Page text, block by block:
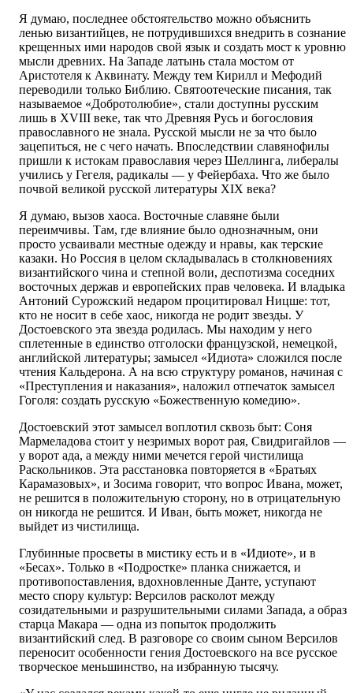
Я думаю, последнее обстоятельство можно объяснить
ленью византийцев, не потрудившихся внедрить в сознание
крещенных ими народов свой язык и создать мост к уровню
мысли древних. На Западе латынь стала мостом от
Аристотеля к Аквинату. Между тем Кирилл и Мефодий
переводили только Библию. Святоотеческие писания, так
называемое «Добротолюбие», стали доступны русским
лишь в XVIII веке, так что Древняя Русь и богословия
православного не знала. Русской мысли не за что было
зацепиться, не с чего начать. Впоследствии славянофилы
пришли к истокам православия через Шеллинга, либералы
учились у Гегеля, радикалы — у Фейербаха. Что же было
почвой великой русской литературы XIX века?
Я думаю, вызов хаоса. Восточные славяне были
переимчивы. Там, где влияние было однозначным, они
просто усваивали местные одежду и нравы, как терские
казаки. Но Россия в целом складывалась в столкновениях
византийского чина и степной воли, деспотизма соседних
восточных держав и европейских прав человека. И владыка
Антоний Сурожский недаром процитировал Ницше: тот,
кто не носит в себе хаос, никогда не родит звезды. У
Достоевского эта звезда родилась. Мы находим у него
сплетенные в единство отголоски французской, немецкой,
английской литературы; замысел «Идиота» сложился после
чтения Кальдерона. А на всю структуру романов, начиная с
«Преступления и наказания», наложил отпечаток замысел
Гоголя: создать русскую «Божественную комедию».
Достоевский этот замысел воплотил сквозь быт: Соня
Мармеладова стоит у незримых ворот рая, Свидригайлов —
у ворот ада, а между ними мечется герой чистилища
Раскольников. Эта расстановка повторяется в «Братьях
Карамазовых», и Зосима говорит, что вопрос Ивана, может,
не решится в положительную сторону, но в отрицательную
он никогда не решится. И Иван, быть может, никогда не
выйдет из чистилища.
Глубинные просветы в мистику есть и в «Идиоте», и в
«Бесах». Только в «Подростке» планка снижается, и
противопоставления, вдохновленные Данте, уступают
место спору культур: Версилов расколот между
созидательными и разрушительными силами Запада, а образ
старца Макара — одна из попыток продолжить
византийский след. В разговоре со своим сыном Версилов
переносит особенности гения Достоевского на все русское
творческое меньшинство, на избранную тысячу.